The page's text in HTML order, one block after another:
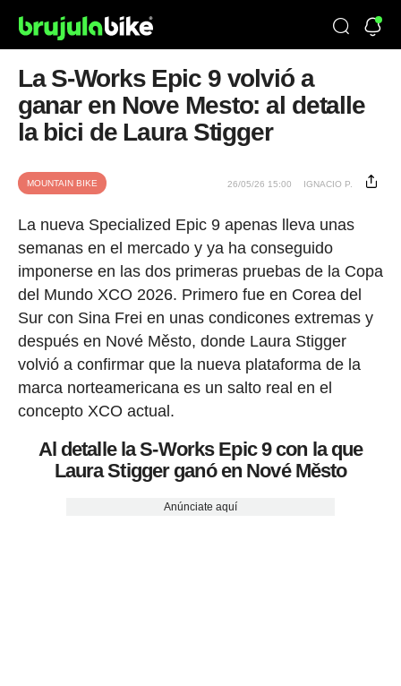
La S-Works Epic 9 volvió a
ganar en Nove Mesto: al detalle
la bici de Laura Stigger
MOUNTAIN BIKE 26/05/26 15:00 IGNACIO P.
La nueva Specialized Epic 9 apenas lleva unas
semanas en el mercado y ya ha conseguido
imponerse en las dos primeras pruebas de la Copa
del Mundo XCO 2026. Primero fue en Corea del
Sur con Sina Frei en unas condicones extremas y
después en Nové Město, donde Laura Stigger
volvió a confirmar que la nueva plataforma de la
marca norteamericana es un salto real en el
concepto XCO actual.
Al detalle la S-Works Epic 9 con la que
Laura Stigger ganó en Nové Město
Anúnciate aquí